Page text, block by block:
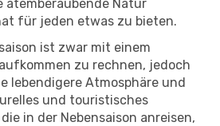
atemberaubende Natur
für jeden etwas zu bieten.
ist zwar mit einem
zu rechnen, jedoch
lebendigere Atmosphäre und
und touristisches
in der Nebensaison anreisen,